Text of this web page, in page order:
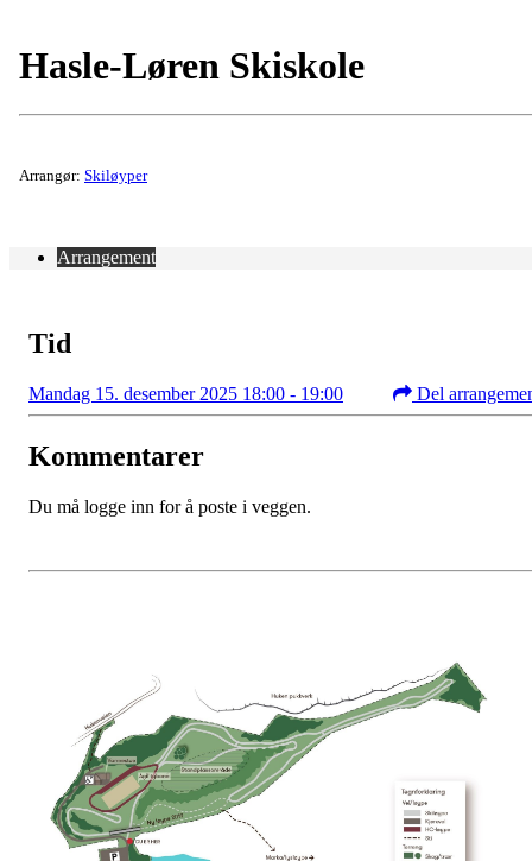
Hasle-Løren Skiskole
Arrangør: Skiløyper
Arrangement
Tid
Mandag 15. desember 2025 18:00 - 19:00 Del
Kommentarer
Du må logge inn for å poste i veggen.